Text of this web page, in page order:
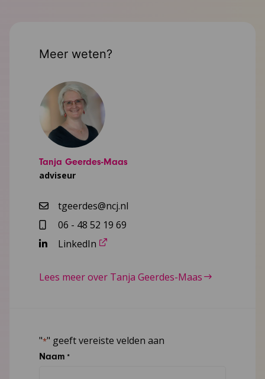
Meer weten?
Tanja Geerdes-Maas
adviseur
tgeerdes@ncj.nl
06 - 48 52 19 69
LinkedIn
Lees meer over Tanja Geerdes-Maas
"*" geeft vereiste velden aan
Naam *